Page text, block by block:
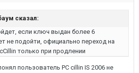
сказал:
если ключ выдан более 6
не подойти, официально переход на
только при продлении
пользователь PC cillin IS 2006 не